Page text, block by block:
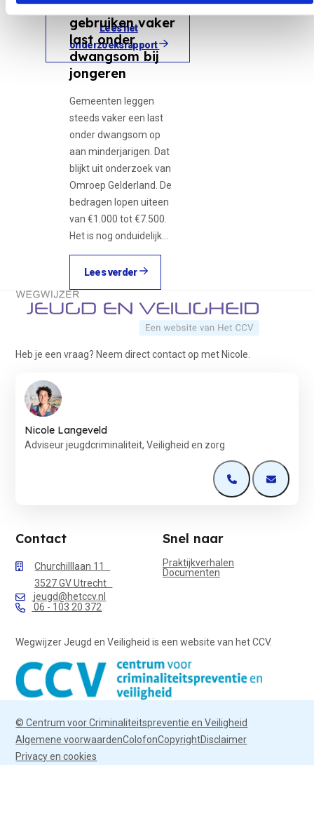
Lees het
onderzoeksrapport
Gemeenten
gebruiken vaker
last onder
dwangsom bij
jongeren
Gemeenten leggen
steeds vaker een last
onder dwangsom op
aan minderjarigen. Dat
blijkt uit onderzoek van
Omroep Gelderland. De
bedragen lopen uiteen
van €1.000 tot €7.500.
Het is nog onduidelijk…
Lees verder
Terug naar de startpagina
Heb je een vraag? Neem direct contact op met Nicole.
Nicole Langeveld
Adviseur jeugdcriminaliteit, Veiligheid en zorg
Open deOpen de
Contact
Churchilllaan 11
3527 GV Utrecht
jeugd@hetccv.nl
06 - 103 20 372
Snel naar
Praktijkverhalen
Documenten
Wegwijzer Jeugd en Veiligheid is een website van het CCV.
© Centrum voor Criminaliteitspreventie en Veiligheid
Algemene voorwaardenColofonCopyrightDisclaimer
Privacy en cookies